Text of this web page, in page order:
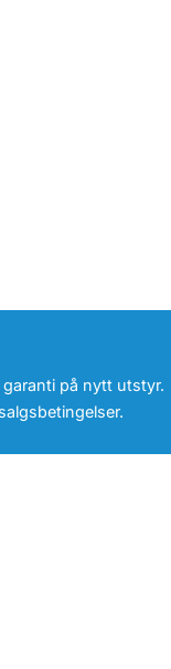
garanti på nytt utstyr.